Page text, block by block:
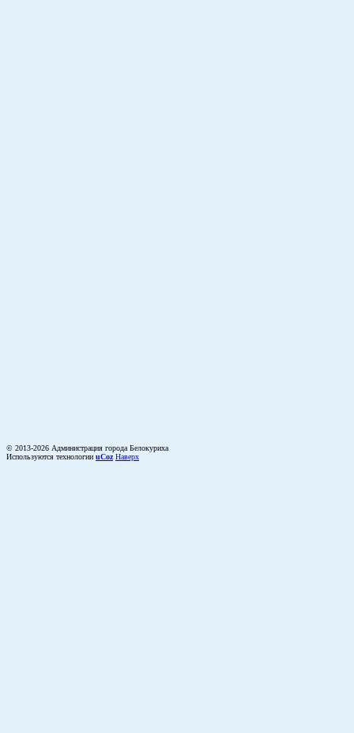
© 2013-2026 Администрация города Белокуриха
Используются технологии uCoz Наверх